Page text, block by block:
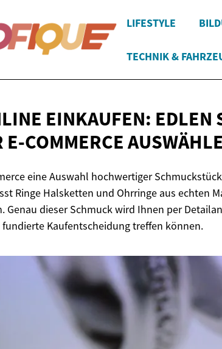
LIFESTYLE
TECHNIK &
EINKAUFEN: EDLEN
E‑COMMERCE
eine Auswahl hochwertiger
Ringe Halsketten und Ohrringe aus echten
Genau dieser Schmuck wird Ihnen per
Kaufentscheidung treffen können.